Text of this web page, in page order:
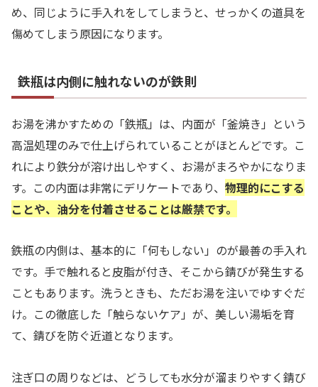
め、同じように手入れをしてしまうと、せっかくの道具を
傷めてしまう原因になります。
鉄瓶は内側に触れないのが鉄則
お湯を沸かすための「鉄瓶」は、内面が「釜焼き」という
高温処理のみで仕上げられていることがほとんどです。こ
れにより鉄分が溶け出しやすく、お湯がまろやかになりま
す。この内面は非常にデリケートであり、 物理的にこする
ことや、油分を付着させることは厳禁です。
鉄瓶の内側は、基本的に「何もしない」のが最善の手入れ
です。手で触れると皮脂が付き、そこから錆びが発生する
こともあります。洗うときも、ただお湯を注いでゆすぐだ
け。この徹底した「触らないケア」が、美しい湯垢を育
て、錆びを防ぐ近道となります。
注ぎ口の周りなどは、どうしても水分が溜まりやすく錆び